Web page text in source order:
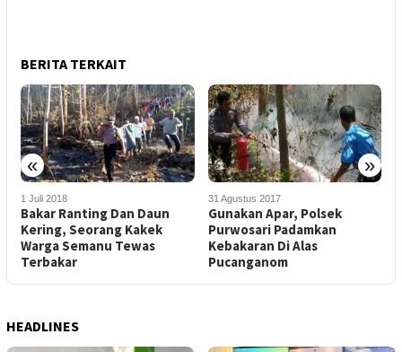
BERITA TERKAIT
« »
1 Juli 2018
Bakar Ranting Dan Daun
Kering, Seorang Kakek
Warga Semanu Tewas
Terbakar
31 Agustus 2017
Gunakan Apar, Polsek
Purwosari Padamkan
Kebakaran Di Alas
Pucanganom
HEADLINES